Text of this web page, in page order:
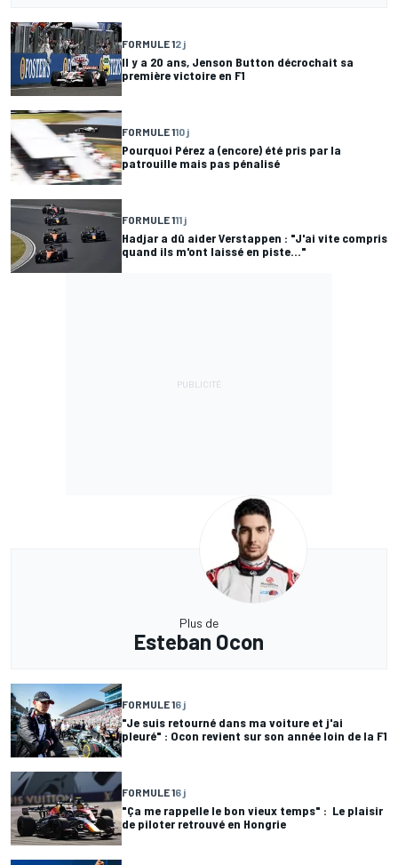
FORMULE 12 j
Il y a 20 ans, Jenson Button décrochait sa
première victoire en F1
FORMULE 110 j
Pourquoi Pérez a (encore) été pris par la
patrouille mais pas pénalisé
FORMULE 111 j
Hadjar a dû aider Verstappen : "J'ai vite compris
quand ils m'ont laissé en piste..."
Plus de
Esteban Ocon
FORMULE 16 j
"Je suis retourné dans ma voiture et j'ai
pleuré" : Ocon revient sur son année loin de la F1
FORMULE 16 j
"Ça me rappelle le bon vieux temps" : Le plaisir
de piloter retrouvé en Hongrie